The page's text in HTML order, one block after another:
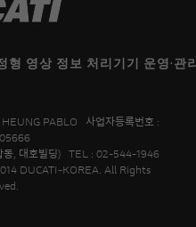
형 영상 정보 처리기기 운영·관
PABLO 사업자등록번호 :
동, 대호빌딩) TEL : 02-544-1946
DUCATI-KOREA. All Rights